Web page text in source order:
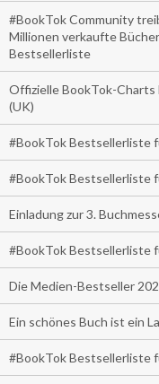
#BookTok Community
Millionen verkaufte
Bestsellerliste
Offizielle BookTok-Charts
(UK)
#BookTok Bestsellerliste
#BookTok Bestsellerliste
Einladung zur 3.
#BookTok Bestsellerliste
Die Medien-Bestseller
Ein schönes Buch ist ein
#BookTok Bestsellerliste